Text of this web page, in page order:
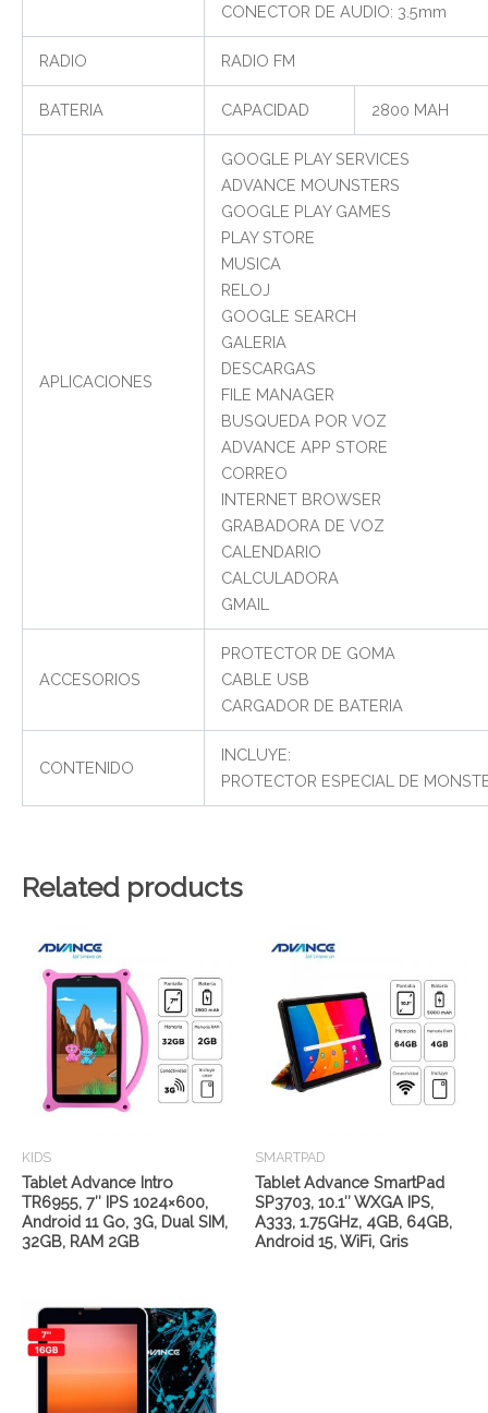
CONECTOR DE AUDIO: 3.5mm
RADIO RADIO FM
BATERIA CAPACIDAD 2800 MAH
APLICACIONES
GOOGLE PLAY SERVICES
ADVANCE MOUNSTERS
GOOGLE PLAY GAMES
PLAY STORE
MUSICA
RELOJ
GOOGLE SEARCH
GALERIA
DESCARGAS
FILE MANAGER
BUSQUEDA POR VOZ
ADVANCE APP STORE
CORREO
INTERNET BROWSER
GRABADORA DE VOZ
CALENDARIO
CALCULADORA
GMAIL
ACCESORIOS
PROTECTOR DE GOMA
CABLE USB
CARGADOR DE BATERIA
CONTENIDO
INCLUYE:
PROTECTOR ESPECIAL DE
Related products
KIDS
Tablet Advance Intro
TR6955, 7″ IPS 1024×600,
Android 11 Go, 3G, Dual SIM,
32GB, RAM 2GB
SMARTPAD
Tablet Advance SmartPad
SP3703, 10.1″ WXGA IPS,
A333, 1.75GHz, 4GB, 64GB,
Android 15, WiFi, Gris